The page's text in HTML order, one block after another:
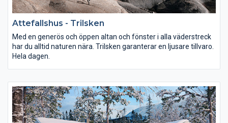
Attefallshus - Trilsken
Med en generös och öppen altan och fönster i alla väderstreck
har du alltid naturen nära. Trilsken garanterar en ljusare tillvaro.
Hela dagen.